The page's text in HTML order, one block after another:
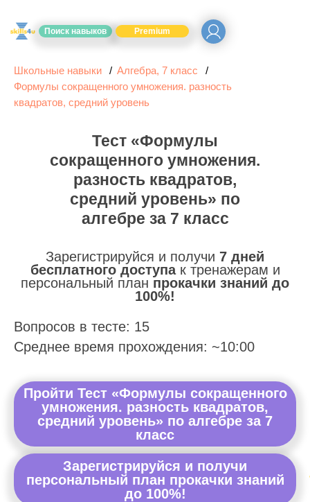
Поиск навыков Premium
Школьные навыки
Алгебра, 7 класс
Формулы сокращенного умножения. разность
квадратов, средний уровень
Тест «Формулы
сокращенного умножения.
разность квадратов,
средний уровень» по
алгебре за 7 класс
Зарегистрируйся и получи 7 дней
бесплатного доступак тренажерам и
персональный план прокачки знаний до
100%!
Вопросов в тесте: 15
Среднее время прохождения: ~10:00
Пройти Тест «Формулы сокращенного
умножения. разность квадратов,
средний уровень» по алгебре за 7
класс
Зарегистрируйся и получи
персональный план прокачки знаний
до 100%!